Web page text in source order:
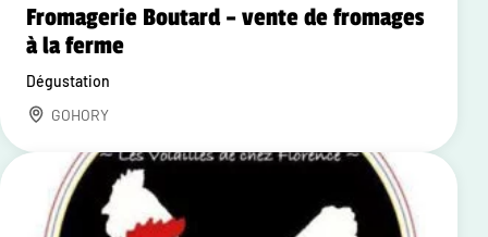
Fromagerie Boutard – vente de fromages
à la ferme
Dégustation
GOHORY